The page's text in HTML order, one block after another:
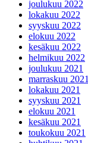
joulukuu 2022
lokakuu 2022
syyskuu 2022
elokuu 2022
kesäkuu 2022
helmikuu 2022
joulukuu 2021
marraskuu 2021
lokakuu 2021
syyskuu 2021
elokuu 2021
kesäkuu 2021
toukokuu 2021